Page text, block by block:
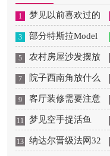
1 梦见以前喜欢过的
男生喜欢自己
3 部分特斯拉Model
3/Y因缺少零件无法正
常向车主交付
5 农村房屋沙发摆放
位置
7 院子西南角放什么
旺财
9 客厅装修需要注意
哪些风水
11 梦见空手捉活鱼
13 纳达尔晋级法网32